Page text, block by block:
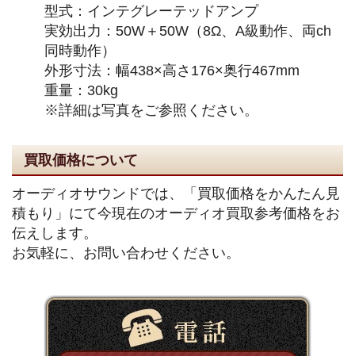
型式：インテグレーテッドアンプ
実効出力：50W＋50W（8Ω、A級動作、両ch
同時動作）
外形寸法：幅438×高さ176×奥行467mm
重量：30kg
※詳細は写真をご参照ください。
買取価格について
オーディオサウンドでは、「買取価格をかんたん見
積もり」にて今現在のオーディオ買取参考価格をお
伝えします。
お気軽に、お問い合わせください。